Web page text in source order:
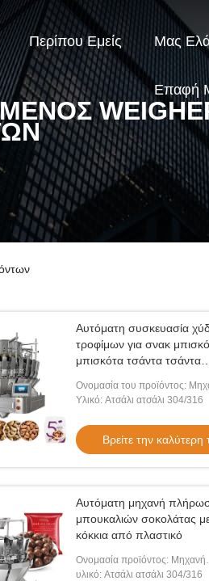
Περίπου Εμείς Μας
Επαφή
Αυτόματη συσκευασία
τροφίμων για σνακ
μπισκότα τσάντα τσάντα
συσκευασία
Ονομασία του προϊόντος:
συσκευασίας σφραγίσματος
Υλικό: Ατσάλι ατσάλι 304/316
Βρείτε την καλύτερη
Αυτόματη μηχανή
μπουκαλιών σοκολάτας
κόκκια από πλαστικό
Ονομασία προϊόντος: Μηχανή
συσκευασίας σφραγίσματος
υλικό: Ατσάλι ατσάλι 304/316